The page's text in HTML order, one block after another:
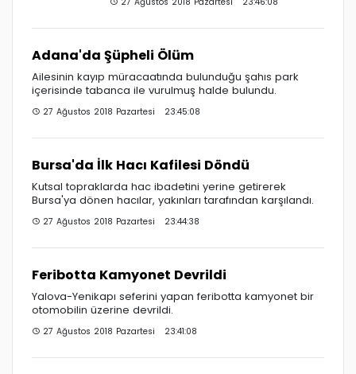
Adana'da Şüpheli Ölüm
Ailesinin kayıp müracaatında bulunduğu şahıs park
içerisinde tabanca ile vurulmuş halde bulundu.
27 Ağustos 2018 Pazartesi 23:45:08
Bursa'da İlk Hacı Kafilesi Döndü
Kutsal topraklarda hac ibadetini yerine getirerek
Bursa'ya dönen hacılar, yakınları tarafından karşılandı.
27 Ağustos 2018 Pazartesi 23:44:38
Feribotta Kamyonet Devrildi
Yalova-Yenikapı seferini yapan feribotta kamyonet bir
otomobilin üzerine devrildi.
27 Ağustos 2018 Pazartesi 23:41:08